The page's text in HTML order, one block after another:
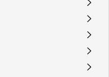
A
A
A
A
A